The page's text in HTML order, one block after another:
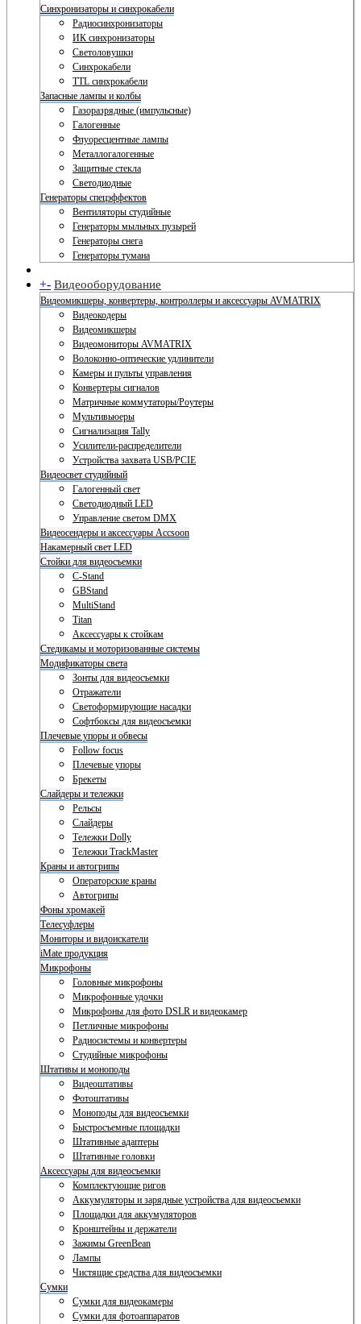
Синхронизаторы и синхрокабели
Радиосинхронизаторы
ИК синхронизаторы
Светоловушки
Синхрокабели
TTL синхрокабели
Запасные лампы и колбы
Газоразрядные (импульсные)
Галогенные
Флуоресцентные лампы
Металлогалогенные
Защитные стекла
Светодиодные
Генераторы спецэффектов
Вентиляторы студийные
Генераторы мыльных пузырей
Генераторы снега
Генераторы тумана
+- Видеооборудование
Видеомикшеры, конвертеры, контроллеры и аксессуары AVMATRIX
Видеокодеры
Видеомикшеры
Видеомониторы AVMATRIX
Волоконно-оптические удлинители
Камеры и пульты управления
Конвертеры сигналов
Матричные коммутаторы/Роутеры
Мультивьюеры
Сигнализация Tally
Усилители-распределители
Устройства захвата USB/PCIE
Видеосвет студийный
Галогенный свет
Светодиодный LED
Управление светом DMX
Видеосендеры и аксессуары Accsoon
Накамерный свет LED
Стойки для видеосъемки
C-Stand
GBStand
MultiStand
Titan
Аксессуары к стойкам
Стедикамы и моторизованные системы
Модификаторы света
Зонты для видеосъемки
Отражатели
Светоформирующие насадки
Софтбоксы для видеосъемки
Плечевые упоры и обвесы
Follow focus
Плечевые упоры
Брекеты
Слайдеры и тележки
Рельсы
Слайдеры
Тележки Dolly
Тележки TrackMaster
Краны и автогрипы
Операторские краны
Автогрипы
Фоны хромакей
Телесуфлеры
Мониторы и видоискатели
iMate продукция
Микрофоны
Головные микрофоны
Микрофонные удочки
Микрофоны для фото DSLR и видеокамер
Петличные микрофоны
Радиосистемы и конвертеры
Студийные микрофоны
Штативы и моноподы
Видеоштативы
Фотоштативы
Моноподы для видеосъемки
Быстросъемные площадки
Штативные адаптеры
Штативные головки
Аксессуары для видеосъемки
Комплектующие ригов
Аккумуляторы и зарядные устройства для видеосъемки
Площадки для аккумуляторов
Кронштейны и держатели
Зажимы GreenBean
Лампы
Чистящие средства для видеосъемки
Сумки
Сумки для видеокамеры
Сумки для фотоаппаратов